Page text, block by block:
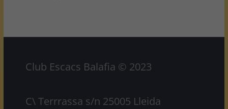
Club Escacs Balafia © 2023
C\ Terrrassa s/n 25005 Lleida